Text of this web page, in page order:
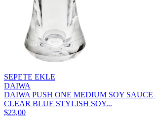
SEPETE EKLE
DAIWA
DAIWA PUSH ONE MEDIUM SOY SAUCE
CLEAR BLUE STYLISH SOY...
$23,00